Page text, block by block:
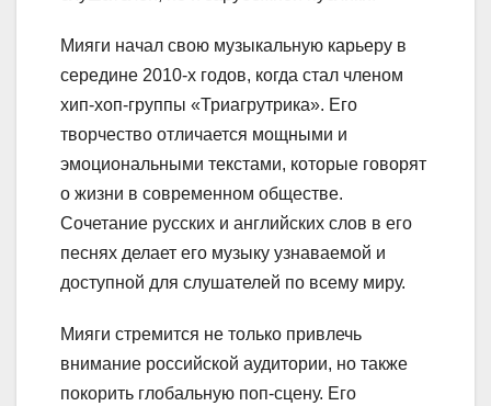
Мияги начал свою музыкальную карьеру в
середине 2010-х годов, когда стал членом
хип-хоп-группы «Триагрутрика». Его
творчество отличается мощными и
эмоциональными текстами, которые говорят
о жизни в современном обществе.
Сочетание русских и английских слов в его
песнях делает его музыку узнаваемой и
доступной для слушателей по всему миру.
Мияги стремится не только привлечь
внимание российской аудитории, но также
покорить глобальную поп-сцену. Его